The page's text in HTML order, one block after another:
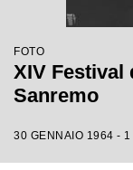
FOTO
XIV Festival
Sanremo
30 GENNAIO 1964 -